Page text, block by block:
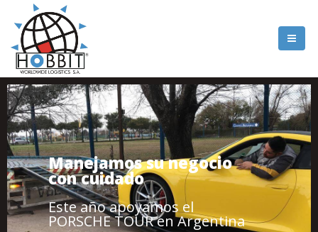
Manejamos su negocio
con cuidado
Este año apoyamos el
PORSCHE TOUR en Argentina